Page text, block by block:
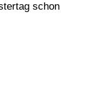
schon